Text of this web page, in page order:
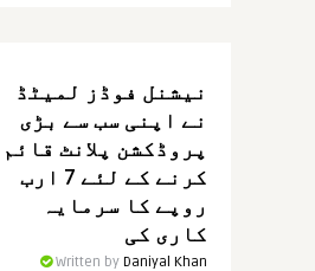
نیشنل فوڈز لمیٹڈ
نے اپنی سب سے بڑی
پروڈکشن پلانٹ قائم
کرنے کے لئے 7 ارب
روپے کا سرمایہ
کاری کی
Written by Daniyal Khan